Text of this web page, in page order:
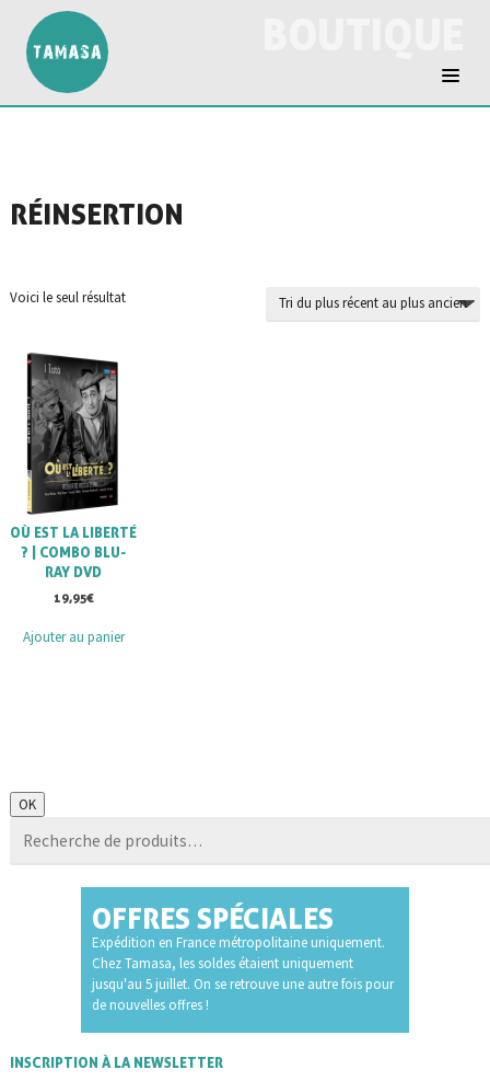
RÉINSERTION
Voici le seul résultat
OÙ EST LA LIBERTÉ
? | COMBO BLU-
RAY DVD
19,95€
Ajouter au panier
Recherche
pour :
OK
OFFRES SPÉCIALES
Expédition en France métropolitaine uniquement.
Chez Tamasa, les soldes étaient uniquement
jusqu'au 5 juillet. On se retrouve une autre fois pour
de nouvelles offres !
INSCRIPTION À LA NEWSLETTER